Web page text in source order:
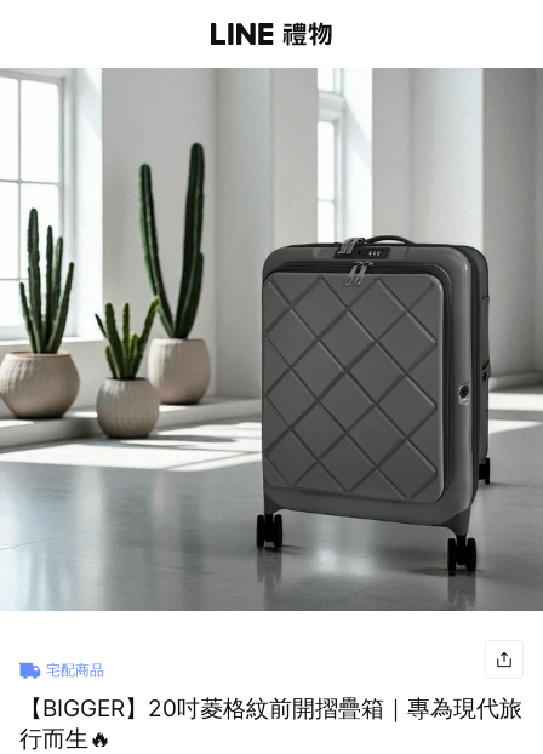
宅配商品
【BIGGER】20吋菱格紋前開摺疊箱｜專為現代旅
行而生🔥